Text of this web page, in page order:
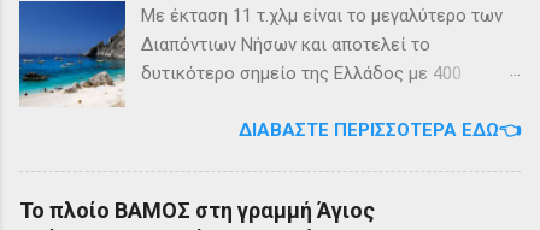
Με έκταση 11 τ.χλμ είναι το μεγαλύτερο των
Διαπόντιων Νήσων και αποτελεί το
δυτικότερο σημείο της Ελλάδος με 400
καλοκαιρινούς μήνες πολλαπλασιάζεται
μέρος, κατάλληλο οικογενειακές διακοπές,
ΔΙΑΒΆΣΤΕ ΠΕΡΙΣΣΌΤΕΡΑ ΕΔΏ👈
Το πλοίο ΒΑΜΟΣ στη γραμμή Άγιος